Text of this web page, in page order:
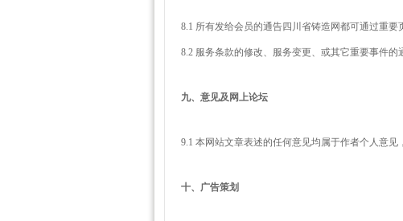
8.1 所有发给会员的通告四川省铸造网都可通过重要
8.2 服务条款的修改、服务变更、或其它重要事件的
九、意见及网上论坛
9.1 本网站文章表述的任何意见均属于作者个人意见
十、广告策划